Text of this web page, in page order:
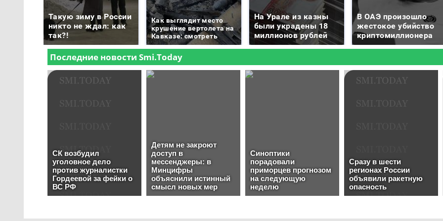
Такую зиму в России
никто не ждал: как
так?!
Как выглядит место
крушение вертолета на
Кавказе: смотреть
На Урале из казны
были украдены 18
миллионов рублей
В ОАЭ произошло
жестокое убийство
криптомиллионера